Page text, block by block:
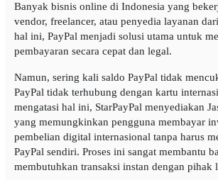
Banyak bisnis online di Indonesia yang
vendor, freelancer, atau penyedia layanan
hal ini, PayPal menjadi solusi utama untuk
pembayaran secara cepat dan legal.
Namun, sering kali saldo PayPal tidak
PayPal tidak terhubung dengan kartu
mengatasi hal ini, StarPayPal menyediakan
yang memungkinkan pengguna membayar
pembelian digital internasional tanpa harus
PayPal sendiri. Proses ini sangat membantu
membutuhkan transaksi instan dengan pihak